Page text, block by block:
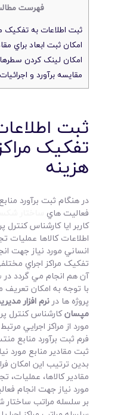
فهرست
ثبت اطلاعات به تفکيک
امکان ثبت ابعاد براي
امکان لينک کردن
مقايسه برآورد و
ثبت
تفکيک
هزينه
در هنگام ثبت برآورد
فعاليت هاي
کاربر ايا کارشناس کنترل
اطلاعات کالاها عمليات
انساني مورد نياز جهت
تفکيک مراکز اجراي
آن هم انجام مي گردد در
با توجه به امکان تعريف
پروژه ها درنرم افزار
مپسانکارشناس کنترل
مورد از مراکز اجرايي
فرم ثبت برآورد منابع
ثبت مقادير منابع مورد
بدين ترتيب اين امکان
مقادير کالاها، عمليات،
مورد نياز جهت انجام
بر سلسله مراتب